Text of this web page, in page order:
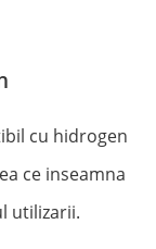
cu hidrogen
ce inseamna
utilizarii.